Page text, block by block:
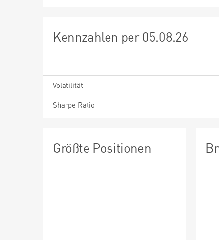
Kennzahlen per 05.08.26
Volatilität
Sharpe Ratio
Größte Positionen